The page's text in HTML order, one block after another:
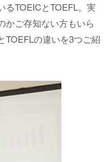
TOEICとTOEFL。実
かご存知ない方もいら
TOEFLの違いを3つご紹